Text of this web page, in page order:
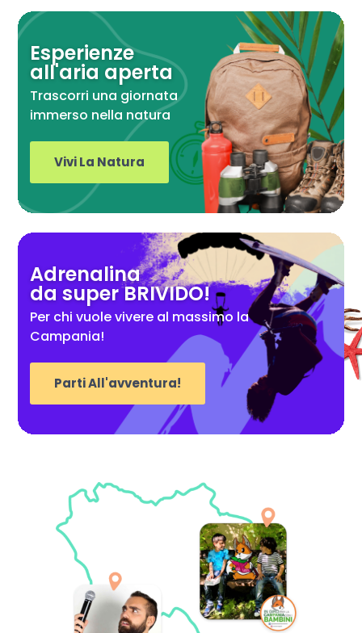
Esperienze
all'aria aperta
Trascorri una giornata
immerso nella natura
Vivi La Natura
Adrenalina
da super BRIVIDO!
Per chi vuole vivere al massimo la
Campania!
Parti All'avventura!